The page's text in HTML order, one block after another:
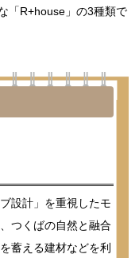
「R+house」の3種類で
設計」を重視したモ
つくばの自然と融合
蓄える建材などを利